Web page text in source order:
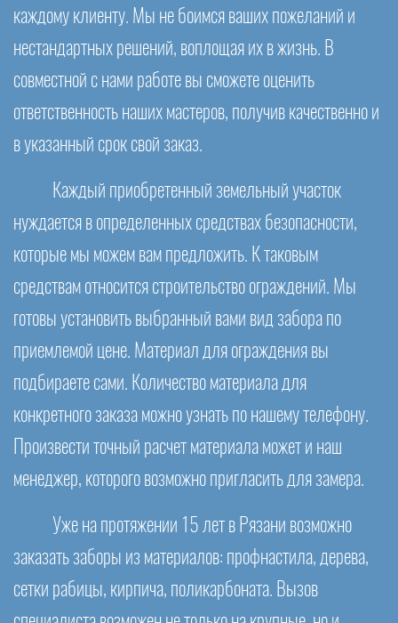
каждому клиенту. Мы не боимся ваших пожеланий и
нестандартных решений, воплощая их в жизнь. В
совместной с нами работе вы сможете оценить
ответственность наших мастеров, получив качественно и
в указанный срок свой заказ.
Каждый приобретенный земельный участок
нуждается в определенных средствах безопасности,
которые мы можем вам предложить. К таковым
средствам относится строительство ограждений. Мы
готовы установить выбранный вами вид забора по
приемлемой цене. Материал для ограждения вы
подбираете сами. Количество материала для
конкретного заказа можно узнать по нашему телефону.
Произвести точный расчет материала может и наш
менеджер, которого возможно пригласить для замера.
Уже на протяжении 15 лет в Рязани возможно
заказать заборы из материалов: профнастила, дерева,
сетки рабицы, кирпича, поликарбоната. Вызов